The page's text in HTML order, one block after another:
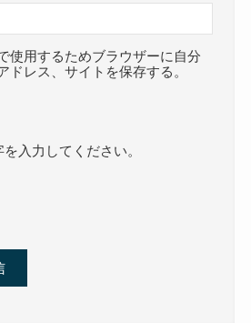
使用するためブラウザーに自分
ドレス、サイトを保存する。
を入力してください。